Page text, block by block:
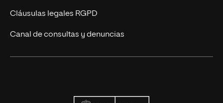
Cláusulas legales RGPD
Canal de consultas y denuncias